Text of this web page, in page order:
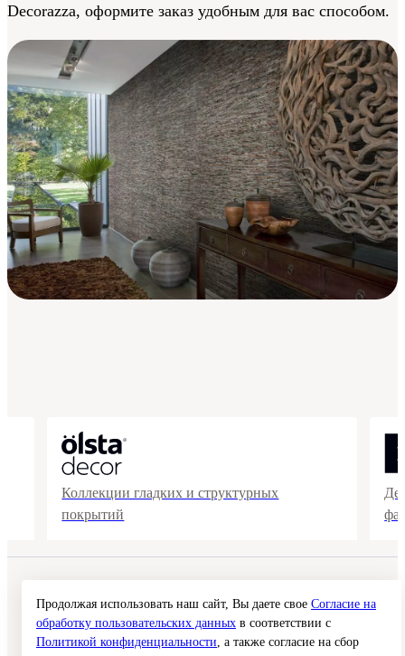
Decorazza, оформите заказ удобным для вас способом.
Коллекции гладких и структурных
покрытий
Политика конфиденциальности
Согласие на обработку персональных данных
Публичная оферта
Карта сайта
Продолжая использовать наш сайт, Вы даете свое Согласие на
обработку пользовательских данных в соответствии с
Политикой конфиденциальности, а также согласие на сбор